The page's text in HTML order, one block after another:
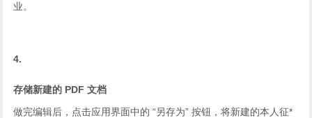
业。
4.
存储新建的 PDF 文档
做完编辑后，点击应用界面中的 “另存为” 按钮，将新建的本人征*